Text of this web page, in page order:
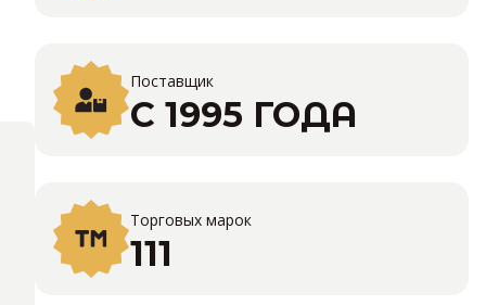
Поставщик
С 1995 ГОДА
Торговых марок
111